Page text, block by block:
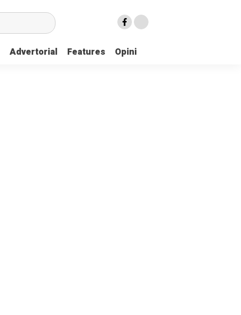
Advertorial Features Opini